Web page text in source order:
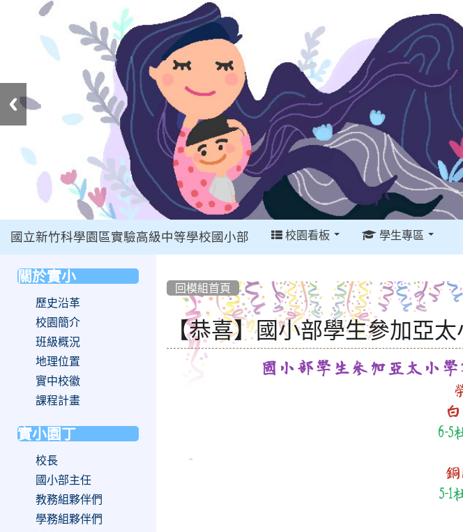
國立新竹科學園區實驗高級中等學校國小部 校園看板 學生專區
回模組首頁
【恭喜】國小部學生參加亞
國小部學生參加亞太小
6-5
5-1
關於實小
歷史沿革
校園簡介
班級概況
地理位置
實中校徽
課程計畫
實小園丁
校長
國小部主任
教務組夥伴們
學務組夥伴們